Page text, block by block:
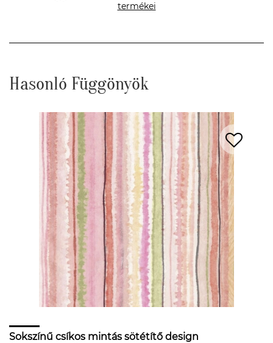
termékei
Hasonló Függönyök
Sokszínű csíkos mintás sötétítő design